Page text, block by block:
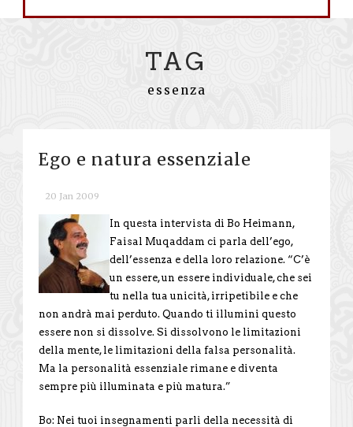
TAG
essenza
Ego e natura essenziale
20 Jan 2009
In questa intervista di Bo Heimann,
Faisal Muqaddam ci parla dell’ego,
dell’essenza e della loro relazione. “C’è
un essere, un essere individuale, che sei
tu nella tua unicità, irripetibile e che
non andrà mai perduto. Quando ti illumini questo
essere non si dissolve. Si dissolvono le limitazioni
della mente, le limitazioni della falsa personalità.
Ma la personalità essenziale rimane e diventa
sempre più illuminata e più matura.”
Bo: Nei tuoi insegnamenti parli della necessità di